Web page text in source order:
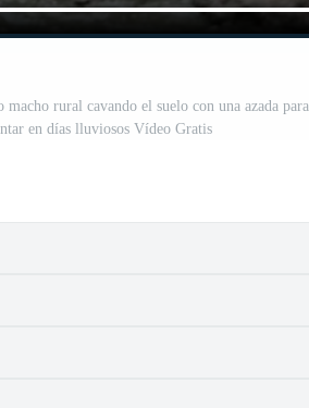
rural cavando el suelo con una azada para
en días lluviosos Vídeo Gratis